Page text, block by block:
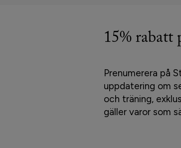
15%
Prenumerera på
uppdatering om
och träning,
gäller varor som